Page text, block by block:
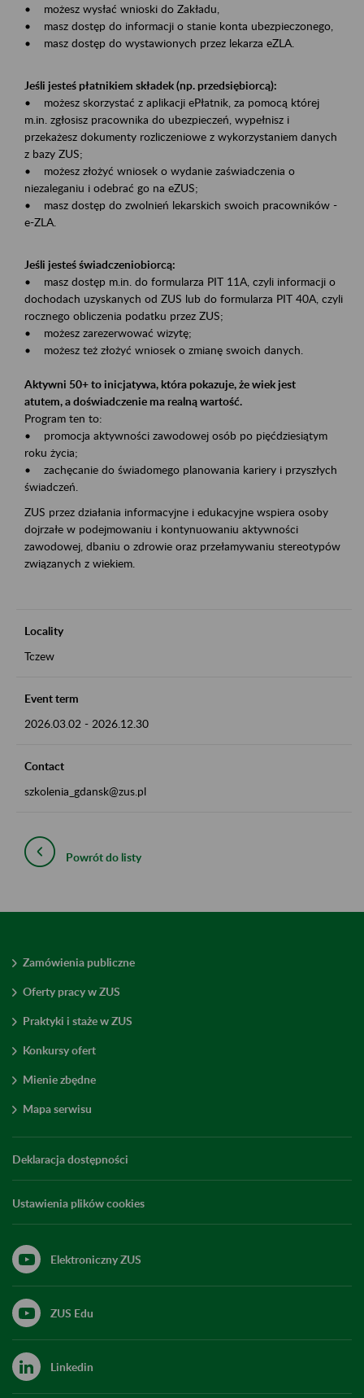
• możesz wysłać wnioski do Zakładu,
• masz dostęp do informacji o stanie konta ubezpieczonego,
• masz dostęp do wystawionych przez lekarza eZLA.
Jeśli jesteś płatnikiem składek (np. przedsiębiorcą):
• możesz skorzystać z aplikacji ePłatnik, za pomocą której
m.in. zgłosisz pracownika do ubezpieczeń, wypełnisz i
przekażesz dokumenty rozliczeniowe z wykorzystaniem danych
z bazy ZUS;
• możesz złożyć wniosek o wydanie zaświadczenia o
niezaleganiu i odebrać go na eZUS;
• masz dostęp do zwolnień lekarskich swoich pracowników -
e-ZLA.
Jeśli jesteś świadczeniobiorcą:
• masz dostęp m.in. do formularza PIT 11A, czyli informacji o
dochodach uzyskanych od ZUS lub do formularza PIT 40A, czyli
rocznego obliczenia podatku przez ZUS;
• możesz zarezerwować wizytę;
• możesz też złożyć wniosek o zmianę swoich danych.
Aktywni 50+ to inicjatywa, która pokazuje, że wiek jest
atutem, a doświadczenie ma realną wartość.
Program ten to:
• promocja aktywności zawodowej osób po pięćdziesiątym
roku życia;
• zachęcanie do świadomego planowania kariery i przyszłych
świadczeń.
ZUS przez działania informacyjne i edukacyjne wspiera osoby
dojrzałe w podejmowaniu i kontynuowaniu aktywności
zawodowej, dbaniu o zdrowie oraz przełamywaniu stereotypów
związanych z wiekiem.
Locality
Tczew
Event term
2026.03.02 - 2026.12.30
Contact
szkolenia_gdansk@zus.pl
Powrót do listy
Zamówienia publiczne
Oferty pracy w ZUS
Praktyki i staże w ZUS
Konkursy ofert
Mienie zbędne
Mapa serwisu
Deklaracja dostępności
Ustawienia plików cookies
Elektroniczny ZUS
ZUS Edu
Linkedin